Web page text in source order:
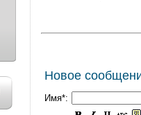
Новое
Имя*: